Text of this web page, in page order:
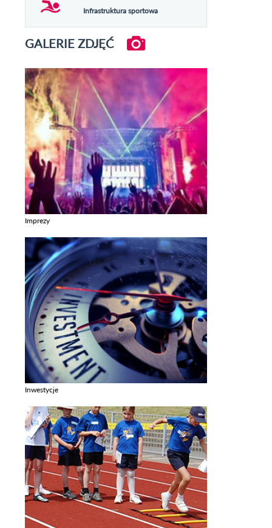
Infrastruktura sportowa
GALERIE ZDJĘĆ
Imprezy
Inwestycje